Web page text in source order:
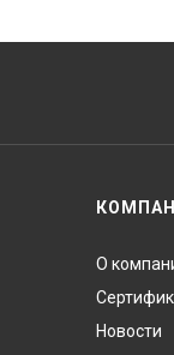
О
Новости